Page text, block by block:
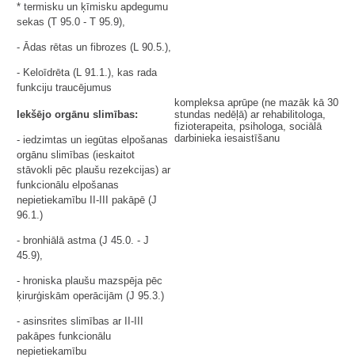
* termisku un ķīmisku apdegumu
sekas (T 95.0 - T 95.9),
- Ādas rētas un fibrozes (L 90.5.),
- Keloīdrēta (L 91.1.), kas rada
funkciju traucējumus
Iekšējo orgānu slimības:
- iedzimtas un iegūtas elpošanas
orgānu slimības (ieskaitot
stāvokli pēc plaušu rezekcijas) ar
funkcionālu elpošanas
nepietiekamību II-III pakāpē (J
96.1.)
- bronhiālā astma (J 45.0. - J
45.9),
- hroniska plaušu mazspēja pēc
ķirurģiskām operācijām (J 95.3.)
- asinsrites slimības ar II-III
pakāpes funkcionālu
nepietiekamību
kompleksa aprūpe (ne mazāk kā 30
stundas nedēļā) ar rehabilitologa,
fizioterapeita, psihologa, sociālā
darbinieka iesaistīšanu